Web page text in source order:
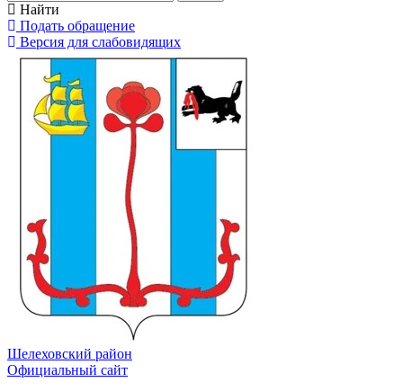
Найти
Подать обращение
Версия для слабовидящих
Шелеховский район
Официальный сайт